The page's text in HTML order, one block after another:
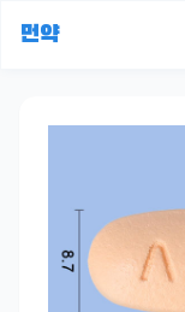
먼약